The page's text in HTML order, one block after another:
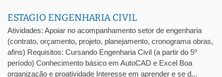
ESTAGIO ENGENHARIA CIVIL
Atividades: Apoiar no acompanhamento setor de engenharia
(contrato, orçamento, projeto, planejamento, cronograma obras,
afins) Requisitos: Cursando Engenharia Civil (a partir do 5º
período) Conhecimento básico em AutoCAD e Excel Boa
organização e proatividade Interesse em aprender e se d...